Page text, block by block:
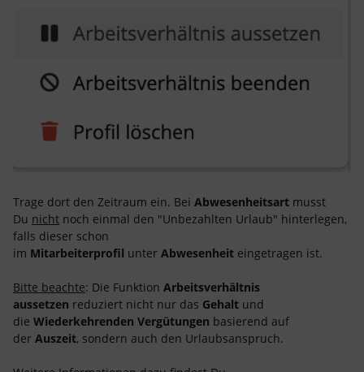
Trage dort den Zeitraum ein. Bei Abwesenheitsart musst
Du nicht noch einmal den "Unbezahlten Urlaub" hinterlegen,
falls dieser schon
im Mitarbeiterprofil unter Abwesenheit eingetragen ist.
Bitte beachte: Die Funktion Arbeitsverhältnis
aussetzen reduziert nicht nur das Gehalt und
die Wiederkehrenden Vergütungen basierend auf
der Auszeit, sondern auch den Urlaubsanspruch.